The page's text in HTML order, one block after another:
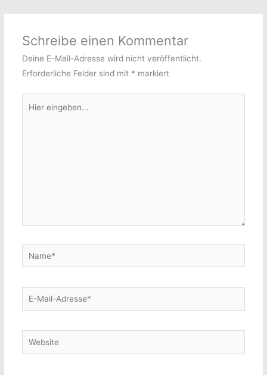
Schreibe einen Kommentar
Deine E-Mail-Adresse wird nicht veröffentlicht.
Erforderliche Felder sind mit * markiert
eingeben…
Name*
E-
Mail-
Website